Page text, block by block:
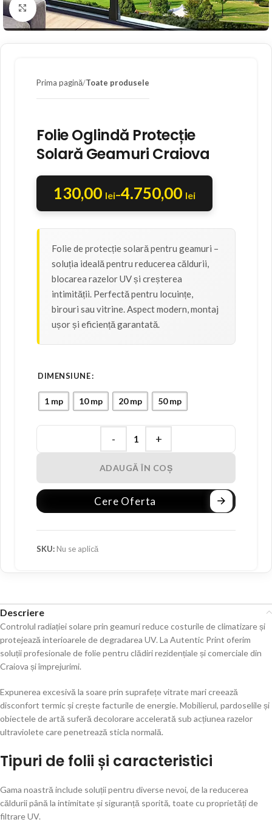
Faceți click pentru a mări
Prima pagină Toate produsele
Folie Oglindă Protecție
Solară Geamuri Craiova
130,00 lei–4.750,00 lei
Folie de protecție solară pentru geamuri –
soluția ideală pentru reducerea căldurii,
blocarea razelor UV și creșterea
intimității. Perfectă pentru locuințe,
birouri sau vitrine. Aspect modern, montaj
ușor și eficiență garantată.
DIMENSIUNE
1 mp 10 mp 20 mp 50 mp
ADAUGĂ ÎN COȘ
Cere Oferta
SKU: Nu se aplică
Descriere
Controlul radiației solare prin geamuri reduce costurile de climatizare și
protejează interioarele de degradarea UV. La Autentic Print oferim
soluții profesionale de folie pentru clădiri rezidențiale și comerciale din
Craiova și împrejurimi.
Expunerea excesivă la soare prin suprafețe vitrate mari creează
disconfort termic și crește facturile de energie. Mobilierul, pardoselile și
obiectele de artă suferă decolorare accelerată sub acțiunea razelor
ultraviolete care penetrează sticla normală.
Tipuri de folii și caracteristici
Gama noastră include soluții pentru diverse nevoi, de la reducerea
căldurii până la intimitate și siguranță sporită, toate cu proprietăți de
filtrare UV.